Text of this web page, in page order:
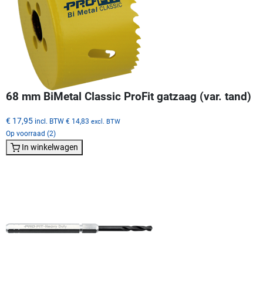
68 mm BiMetal Classic ProFit gatzaag (var. tand)
€ 17,95 incl. BTW € 14,83 excl. BTW
Op voorraad (2)
In winkelwagen